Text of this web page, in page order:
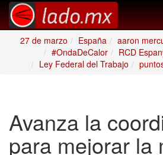
27 de marzo
España aaron
#OndaDeCalor
RCD
Ley Federal del Trabajo
Avanza la
para mejorar la